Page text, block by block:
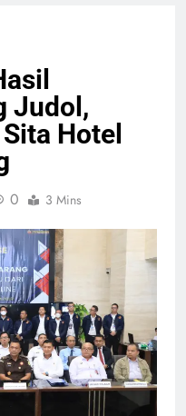
Judol,
Hotel
0 3 Mins